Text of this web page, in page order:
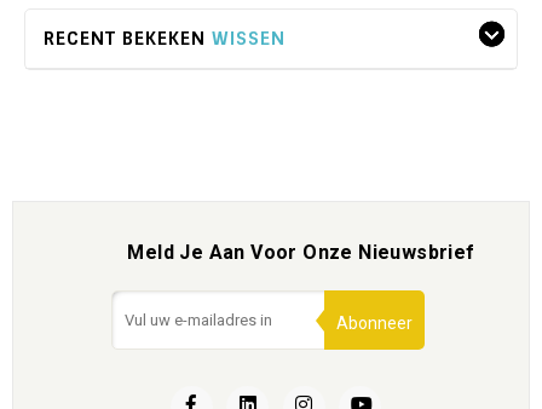
RECENT BEKEKEN WISSEN
Meld Je Aan Voor Onze Nieuwsbrief
Abonneer